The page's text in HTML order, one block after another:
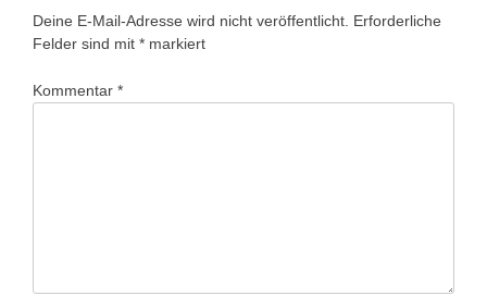
Deine E-Mail-Adresse wird nicht veröffentlicht. Erforderliche
Felder sind mit * markiert
Kommentar *